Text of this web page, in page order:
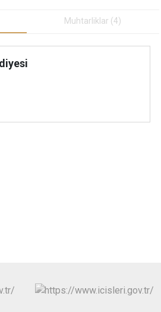
Muhtarliklar (4)